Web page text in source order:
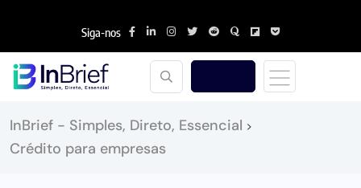
Siga-nos
InBrief - Simples, Direto, Essencial >
Crédito para empresas